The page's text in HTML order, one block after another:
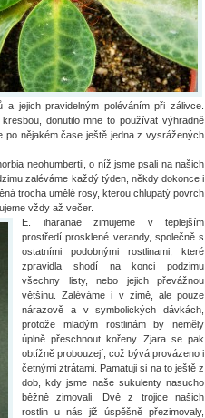
jejich pravidelným poléváním při zálivce.
donutilo mne to používat výhradně
nějakém čase ještě jedna z vysrážených
neohumbertii, o níž jsme psali na našich
zaléváme každý týden, někdy dokonce i
trocha umělé rosy, kterou chlupatý povrch
vždy až večer.
E. iharanae zimujeme v teplejším
prostředí prosklené verandy, společně s
ostatními podobnými rostlinami, které
zpravidla shodí na konci podzimu
všechny listy, nebo jejich převážnou
většinu. Zaléváme i v zimě, ale pouze
nárazově a v symbolických dávkách,
protože mladým rostlinám by neměly
úplně přeschnout kořeny. Zjara se pak
obtížně probouzejí, což bývá provázeno i
četnými ztrátami. Pamatuji si na to ještě z
dob, kdy jsme naše sukulenty nasucho
běžně zimovali. Dvě z trojice našich
rostlin u nás již úspěšně přezimovaly,